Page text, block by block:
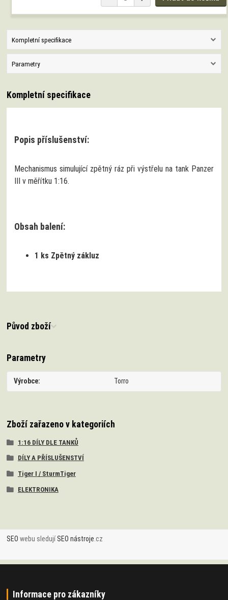
Kompletní specifikace
Parametry
Kompletní specifikace
Popis příslušenství:
Mechanismus simulující zpětný ráz při výstřelu na tank Panzer
III v měřítku 1:16.
Obsah balení:
1 ks Zpětný zákluz
Původ zboží
Parametry
Výrobce Torro
Zboží zařazeno v kategoriích
1:16 DÍLY DLE TANKŮ
DÍLY A PŘÍSLUŠENSTVÍ
Tiger I / SturmTiger
ELEKTRONIKA
SEO webu sledujíSEO nástroje.cz
Informace pro zákazníky